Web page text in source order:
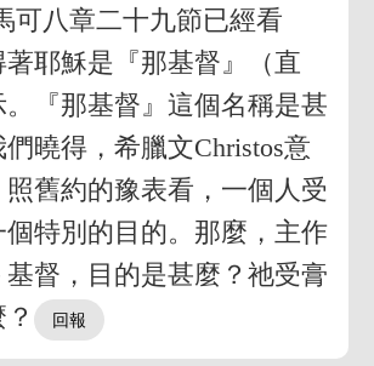
可八章二十九節已經看
著耶穌是『那基督』（直
『那基督』這個名稱是甚
曉得，希臘文Christos意
舊約的豫表看，一個人受
特別的目的。那麼，主作
督，目的是甚麼？祂受膏